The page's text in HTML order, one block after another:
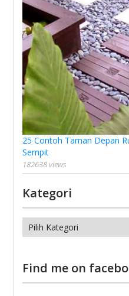
25 Contoh Taman Depan
Sempit
182638 views
Kategori
Kategori
Find me on